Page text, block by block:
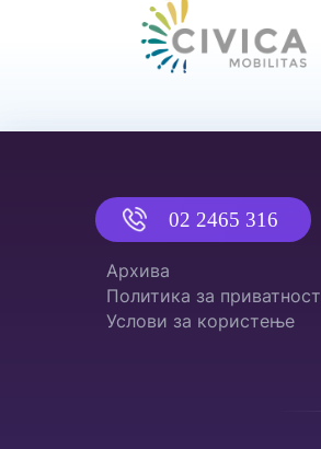
02 2465 316
Архива
Политика за приватност
Услови за користење